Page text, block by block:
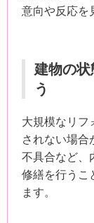
意向や反応を
建物の
う
大規模なリフ
されない場合
不具合など、
修繕を行うこ
ます。